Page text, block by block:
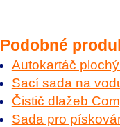
Podobné
Autokartáč
Sací sada na
Čistič dlažeb
Sada pro